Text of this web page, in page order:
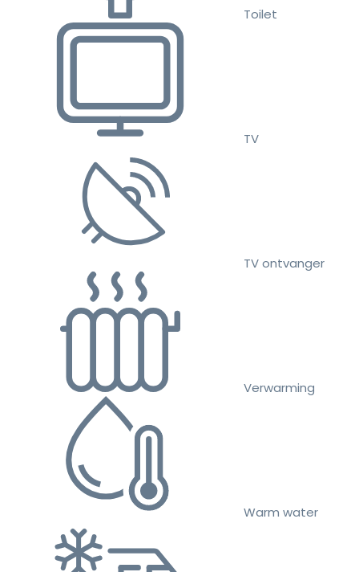
Toilet
TV
TV ontvanger
Verwarming
Warm water